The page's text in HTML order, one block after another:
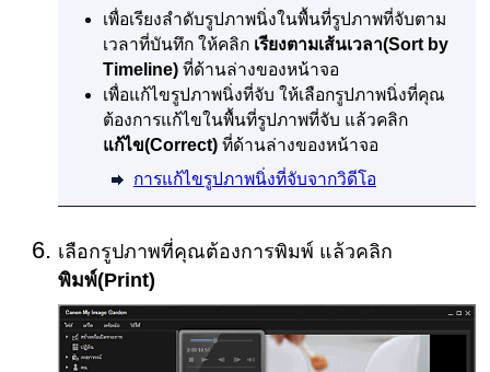
เพื่อเรียงลำดับรูปภาพนิ่งในพื้นที่รูปภาพที่จับตาม
เวลาที่บันทึก ให้คลิก เรียงตามเส้นเวลา(Sort by
Timeline)ที่ด้านล่างของหน้าจอ
เพื่อแก้ไขรูปภาพนิ่งที่จับ ให้เลือกรูปภาพนิ่งที่คุณ
ต้องการแก้ไขในพื้นที่รูปภาพที่จับ แล้วคลิก
แก้ไข(Correct)ที่ด้านล่างของหน้าจอ
การแก้ไขรูปภาพนิ่งที่จับจากวิดีโอ
เลือกรูปภาพที่คุณต้องการพิมพ์ แล้วคลิก
พิมพ์(Print)